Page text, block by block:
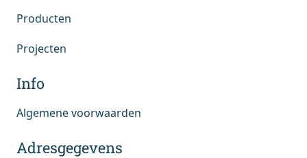
Producten
Projecten
Info
Algemene voorwaarden
Adresgegevens